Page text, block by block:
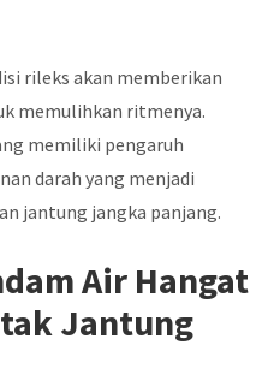
rileks akan memberikan
memulihkan ritmenya.
memiliki pengaruh
darah yang menjadi
jantung jangka panjang.
Air Hangat
Jantung